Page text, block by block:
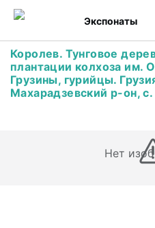
Экспонаты
Королев. Тунговое
плантации колхоза им.
Грузины, гурийцы.
Махарадзевский р-он,
Нет